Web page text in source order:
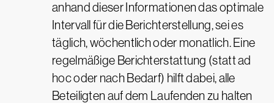
anhand dieser Informationen das optimale
Intervall für die Berichterstellung, sei es
täglich, wöchentlich oder monatlich. Eine
regelmäßige Berichterstattung (statt ad
hoc oder nach Bedarf) hilft dabei, alle
Beteiligten auf dem Laufenden zu halten